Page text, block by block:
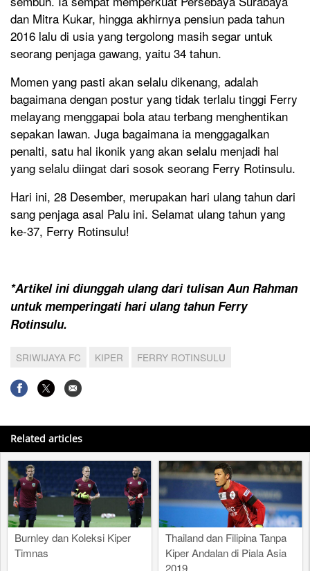
dan Mitra Kukar, hingga akhirnya pensiun pada tahun
2016 lalu di usia yang tergolong masih segar untuk
seorang penjaga gawang, yaitu 34 tahun.
Momen yang pasti akan selalu dikenang, adalah
bagaimana dengan postur yang tidak terlalu tinggi Ferry
melayang menggapai bola atau terbang menghentikan
sepakan lawan. Juga bagaimana ia menggagalkan
penalti, satu hal ikonik yang akan selalu menjadi hal
yang selalu diingat dari sosok seorang Ferry Rotinsulu.
Hari ini, 28 Desember, merupakan hari ulang tahun dari
sang penjaga asal Palu ini. Selamat ulang tahun yang
ke-37, Ferry Rotinsulu!
*Artikel ini diunggah ulang dari tulisan Aun Rahman
untuk memperingati hari ulang tahun Ferry
Rotinsulu.
SRIWIJAYA FC KIPER FERRY ROTINSULU
Related articles
Burnley dan Koleksi Kiper
Timnas
Thailand dan Filipina Tanpa
Kiper Andalan di Piala Asia